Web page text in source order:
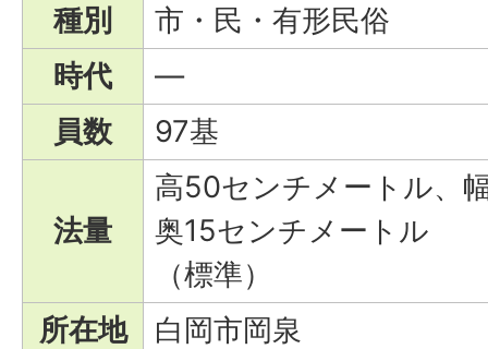
種別
市・民・有形民俗
時代
―
員数
97基
法量
高50センチメートル、
奥15センチメートル
（標準）
所在地
白岡市岡泉